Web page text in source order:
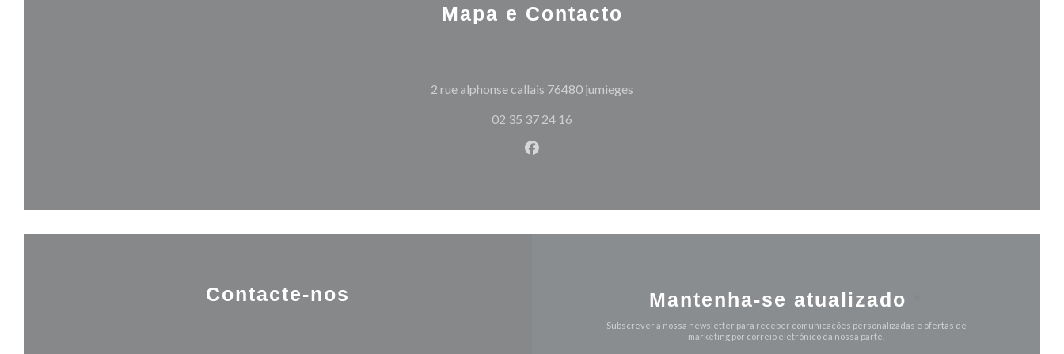
Mapa e Contacto
2 rue alphonse callais 76480 jumieges
02 35 37 24 16
Facebook ((abre numa nova janela))
Contacte-nos Mantenha-se atualizado
Subscrever a nossa newsletter para receber comunicações personalizadas e ofertas de
marketing por correio eletrónico da nossa parte.